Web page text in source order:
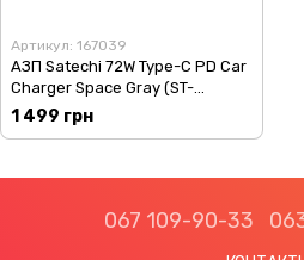
Артикул: 167039
АЗП Satechi 72W Type-C PD Car
Charger Space Gray (ST-
TCPDCCM)
1 499 грн
067 109-90-33